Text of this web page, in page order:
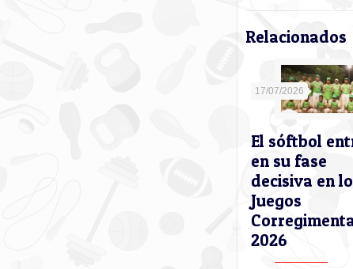
Relacionados
17/07/2026
El sóftbol
en su fase
decisiva en
Juegos
2026